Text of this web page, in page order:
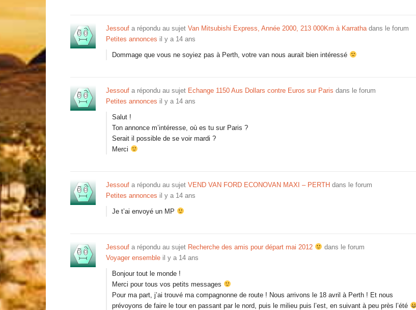
Jessouf a répondu au sujet Van Mitsubishi Express, Année 2000, 213 000Km à Karrathadans le forum
Petites annonces il y a 14 ans
Dommage que vous ne soyiez pas à Perth, votre van nous aurait bien intéressé
Jessouf a répondu au sujet Echange 1150 Aus Dollars contre Euros sur Paris dans le forum
Petites annonces il y a 14 ans
Salut !
Ton annonce m’intéresse, où es tu sur Paris ?
Serait il possible de se voir mardi ?
Merci
Jessouf a répondu au sujet VEND VAN FORD ECONOVAN MAXI – PERTH dans le forum
Petites annonces il y a 14 ans
Je t’ai envoyé un MP
Jessouf a répondu au sujet Recherche des amis pour départ mai 2012
dans le forum
Voyager ensemble il y a 14 ans
Bonjour tout le monde !
Merci pour tous vos petits messages
Pour ma part, j’ai trouvé ma compagnonne de route ! Nous arrivons le 18 avril à Perth ! Et nous
prévoyons de faire le tour en passant par le nord, puis le milieu puis l’est, en suivant à peu près l’été